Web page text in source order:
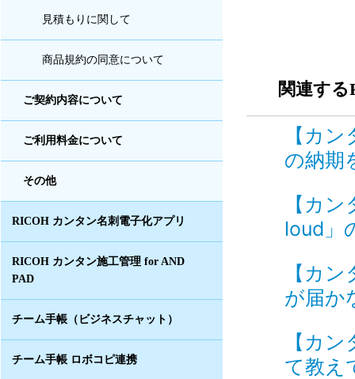
見積もりに関して
商品規約の同意について
ご契約内容について
ご利用料金について
その他
RICOH カンタン名刺電子化アプリ
RICOH カンタン施工管理 for AND
PAD
チーム手帳（ビジネスチャット）
チーム手帳 ロボコピ連携
関連する
【カ
の納期
【カ
loud」
【カ
が届
【カ
て教え